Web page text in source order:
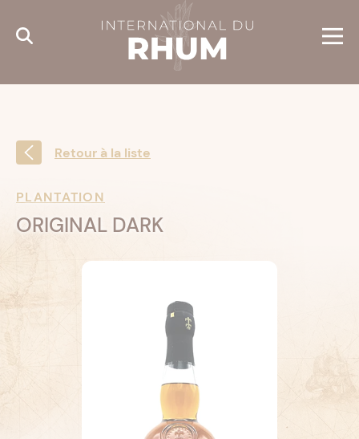
Retour à la liste
PLANTATION
ORIGINAL DARK
Cookies management panel